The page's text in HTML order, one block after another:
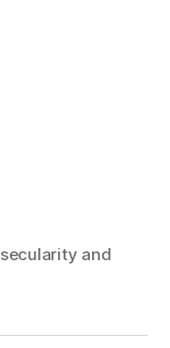
secularity and